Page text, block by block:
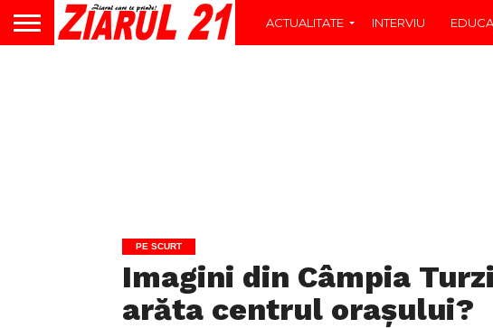
ACTUALITATE INTERVIU
PE SCURT
Imagini din Câmpia
arăta centrul orașului?